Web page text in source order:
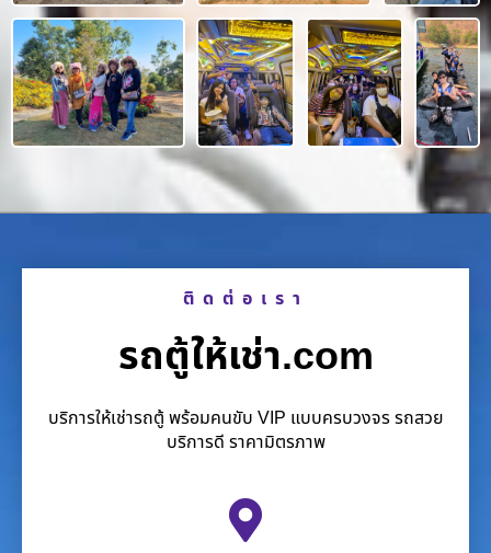
ติดต่อเรา
รถตู้ให้เช่า.com
บริการให้เช่ารถตู้ พร้อมคนขับ VIP แบบครบวงจร รถสวย
บริการดี ราคามิตรภาพ